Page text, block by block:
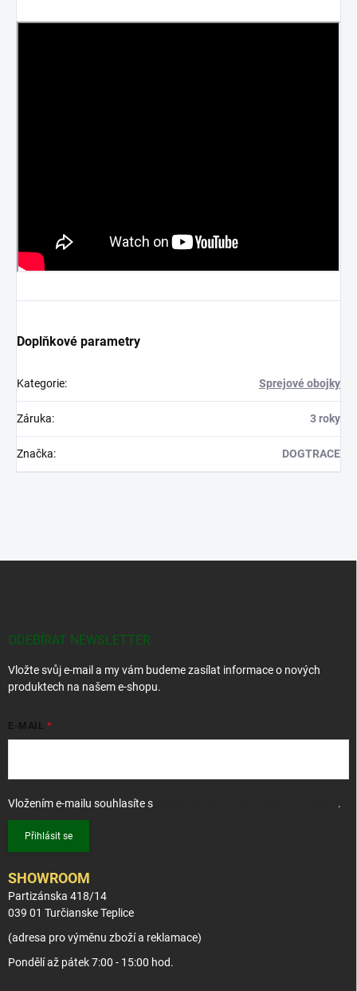
Doplňkové parametry
Kategorie: Sprejové obojky
Záruka: 3 roky
Značka: DOGTRACE
ODEBÍRAT NEWSLETTER
Vložte svůj e-mail a my vám budeme zasílat informace o nových
produktech na našem e-shopu.
E-MAIL
Vložením e-mailu souhlasíte s .
Přihlásit se
SHOWROOM
Partizánska 418/14
039 01 Turčianske Teplice
(adresa pro výměnu zboží a reklamace)
Pondělí až pátek 7:00 - 15:00 hod.